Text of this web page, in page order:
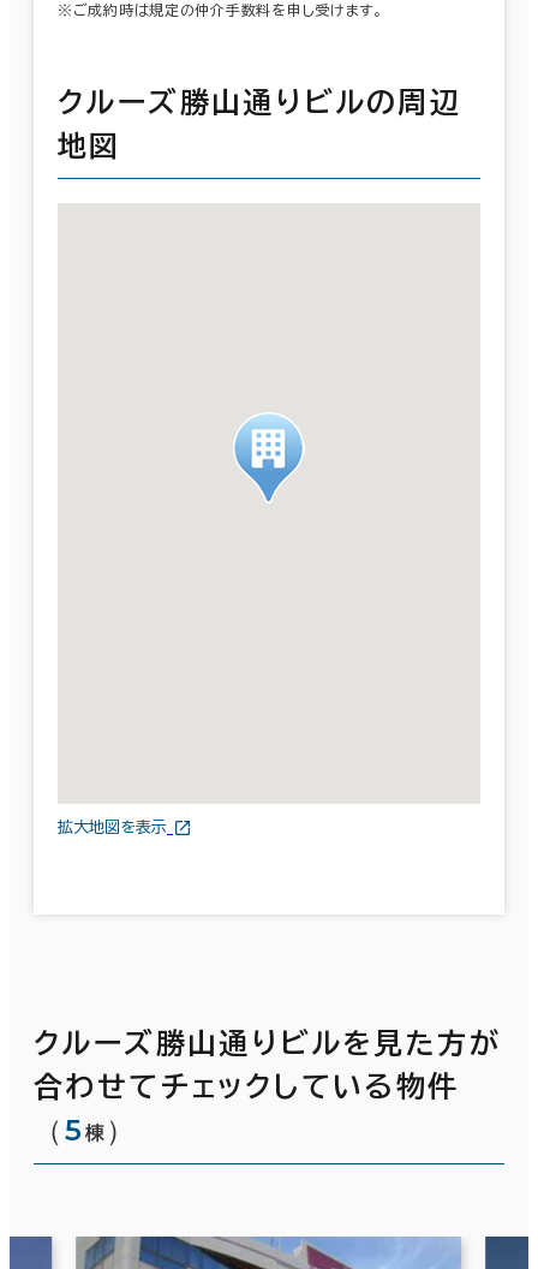
※ご成約時は規定の仲介手数料を申し受けます。
クルーズ勝山通りビルの周辺
地図
拡大地図を表示
クルーズ勝山通りビルを見た方が
合わせてチェックしている物件
（5 棟 ）